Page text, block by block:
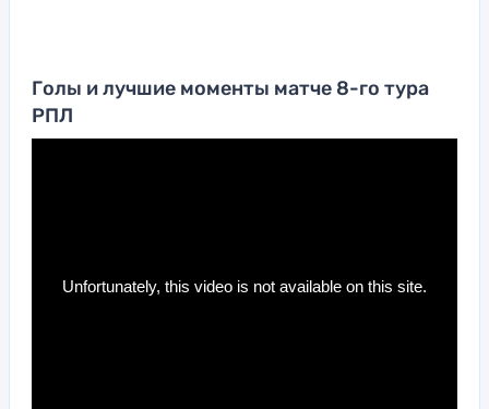
Голы и лучшие моменты матче 8-го тура
РПЛ